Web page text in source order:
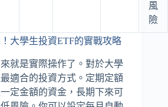
風
險
大學生投資ETF的實戰攻略
就是實際操作了。對於大學
適合的投資方式。定期定額
定金額的資金，長期下來可